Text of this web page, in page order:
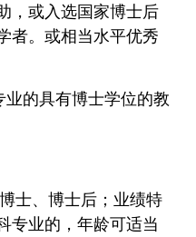
，或入选国家博士后
者。或相当水平优秀
的具有博士学位的教
士、博士后；业绩特
专业的，年龄可适当